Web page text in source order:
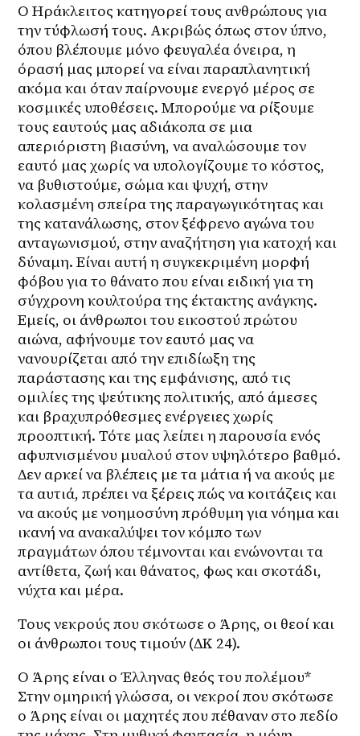
Ο Ηράκλειτος κατηγορεί τους ανθρώπους για
την τύφλωσή τους. Ακριβώς όπως στον ύπνο,
όπου βλέπουμε μόνο φευγαλέα όνειρα, η
όρασή μας μπορεί να είναι παραπλανητική
ακόμα και όταν παίρνουμε ενεργό μέρος σε
κοσμικές υποθέσεις. Μπορούμε να ρίξουμε
τους εαυτούς μας αδιάκοπα σε μια
απεριόριστη βιασύνη, να αναλώσουμε τον
εαυτό μας χωρίς να υπολογίζουμε το κόστος,
να βυθιστούμε, σώμα και ψυχή, στην
κολασμένη σπείρα της παραγωγικότητας και
της κατανάλωσης, στον ξέφρενο αγώνα του
ανταγωνισμού, στην αναζήτηση για κατοχή και
δύναμη. Είναι αυτή η συγκεκριμένη μορφή
φόβου για το θάνατο που είναι ειδική για τη
σύγχρονη κουλτούρα της έκτακτης ανάγκης.
Εμείς, οι άνθρωποι του εικοστού πρώτου
αιώνα, αφήνουμε τον εαυτό μας να
νανουρίζεται από την επιδίωξη της
παράστασης και της εμφάνισης, από τις
ομιλίες της ψεύτικης πολιτικής, από άμεσες
και βραχυπρόθεσμες ενέργειες χωρίς
προοπτική. Τότε μας λείπει η παρουσία ενός
αφυπνισμένου μυαλού στον υψηλότερο βαθμό.
Δεν αρκεί να βλέπεις με τα μάτια ή να ακούς με
τα αυτιά, πρέπει να ξέρεις πώς να κοιτάζεις και
να ακούς με νοημοσύνη πρόθυμη για νόημα και
ικανή να ανακαλύψει τον κόμπο των
πραγμάτων όπου τέμνονται και ενώνονται τα
αντίθετα, ζωή και θάνατος, φως και σκοτάδι,
νύχτα και μέρα.
Τους νεκρούς που σκότωσε ο Άρης, οι θεοί και
οι άνθρωποι τους τιμούν (ΔΚ 24).
Ο Άρης είναι ο Έλληνας θεός του πολέμου*
Στην ομηρική γλώσσα, οι νεκροί που σκότωσε
ο Άρης είναι οι μαχητές που πέθαναν στο πεδίο